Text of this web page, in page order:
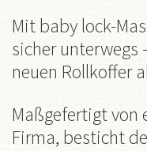
Mit baby lock-
sicher unterwegs
neuen Rollkoffer
Maßgefertigt von
Firma, besticht